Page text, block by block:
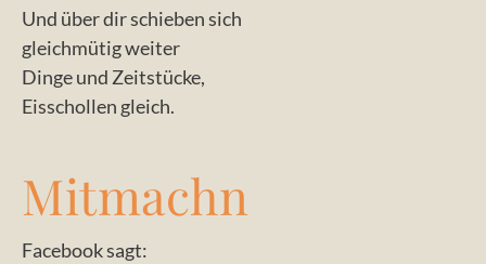
Und über dir schieben sich
gleichmütig weiter
Dinge und Zeitstücke,
Eisschollen gleich.
Mitmachn
Facebook sagt: